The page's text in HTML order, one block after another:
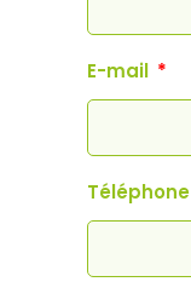
E-mail
Téléphone